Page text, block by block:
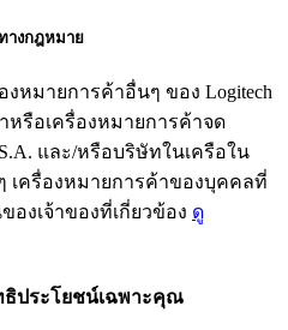
างกฎหมาย
งหมายการค้าอื่นๆ ของ Logitech
หรือเครื่องหมายการค้าจด
และ/หรือบริษัทในเครือใน
เครื่องหมายการค้าของบุคคลที่
งเจ้าของที่เกี่ยวข้อง ดู
ธิประโยชน์เฉพาะคุณ